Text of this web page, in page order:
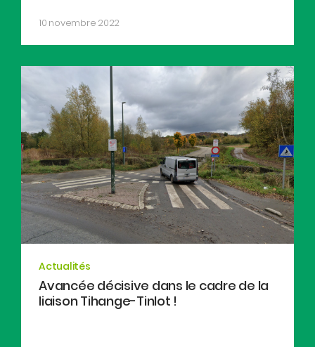
10 novembre 2022
Actualités
Avancée décisive dans le cadre de la
liaison Tihange-Tinlot !